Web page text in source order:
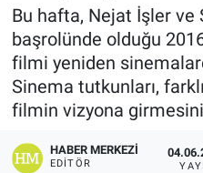
Bu hafta, Nejat İşler ve
başrolünde olduğu
filmi yeniden
Sinema tutkunları,
filmin vizyona
HABER MERKEZI
EDITÖR